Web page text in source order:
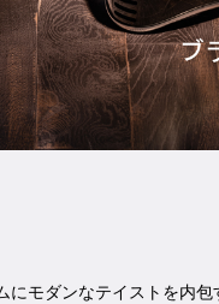
にモダンなテイストを内